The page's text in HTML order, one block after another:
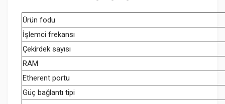
Ürün fodu
İşlemci frekansı
Çekirdek sayısı
RAM
Etherent portu
Güç bağlantı tipi